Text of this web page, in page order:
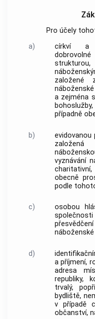
Pro účely
a)
církví a
založené
a zejména
případně
b) evidovanou
vyznávání
obecně
podle
c)
osobou
společnosti
d)
a příjmení,
adresa
republiky,
trvalý,
bydliště,
v případě
občanství,